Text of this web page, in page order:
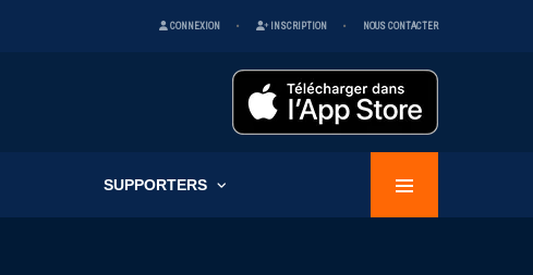
CONNEXION INSCRIPTION NOUS CONTACTER
SUPPORTERS